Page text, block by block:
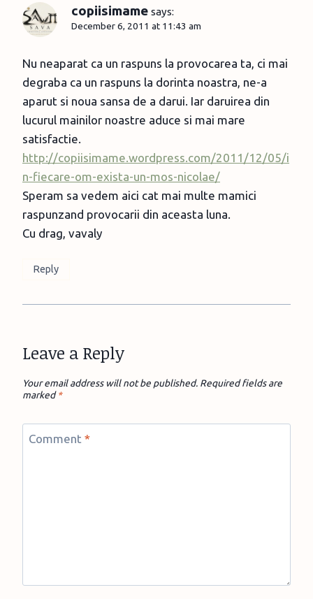
copiisimame says:
December 6, 2011 at 11:43 am
Nu neaparat ca un raspuns la provocarea ta, ci mai
degraba ca un raspuns la dorinta noastra, ne-a
aparut si noua sansa de a darui. Iar daruirea din
lucurul mainilor noastre aduce si mai mare
satisfactie.
http://copiisimame.wordpress.com/2011/12/05/i
n-fiecare-om-exista-un-mos-nicolae/
Speram sa vedem aici cat mai multe mamici
raspunzand provocarii din aceasta luna.
Cu drag, vavaly
Reply
Leave a Reply
Your email address will not be published. Required fields are
marked*
Comment *